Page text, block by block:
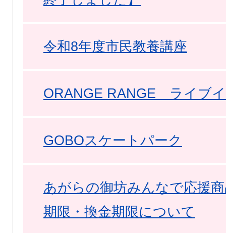
令和8年度市民教養講座
ORANGE RANGE ライブ
GOBOスケートパーク
あがらの御坊みんなで応援
期限・換金期限について